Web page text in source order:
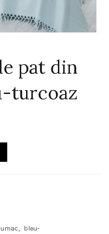
pat din
turcoaz
bleu-